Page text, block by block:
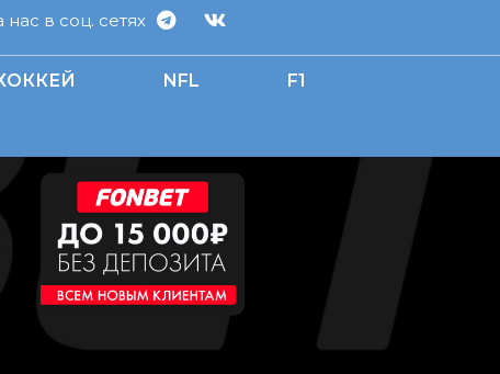
в соц. сетях
NFL F1